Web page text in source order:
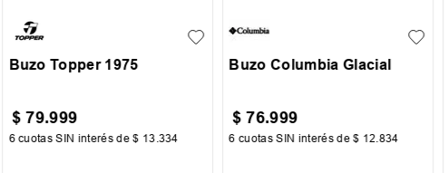
Buzo Topper 1975
$ 79.999
6 cuotas SIN interés de$ 13 .334
Buzo Columbia Glacial
$ 76.999
6 cuotas SIN interés de$ 12 834